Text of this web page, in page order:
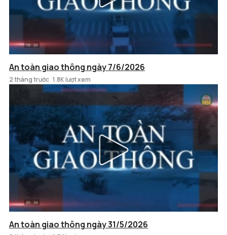
An toàn giao thông ngày 7/6/2026
2 tháng trước 1.8K lượt xem
An toàn giao thông ngày 31/5/2026